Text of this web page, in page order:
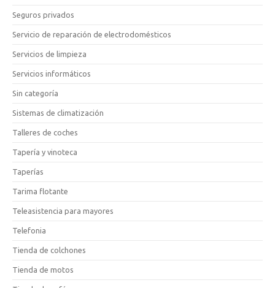
Seguros privados
Servicio de reparación de electrodomésticos
Servicios de limpieza
Servicios informáticos
Sin categoría
Sistemas de climatización
Talleres de coches
Tapería y vinoteca
Taperías
Tarima flotante
Teleasistencia para mayores
Telefonia
Tienda de colchones
Tienda de motos